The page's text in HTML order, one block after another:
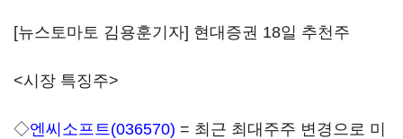
[뉴스토마토 김용훈기자] 현대증권 18일 추천주
<시장 특징주>
◇엔씨소프트(036570) = 최근 최대주주 변경으로 미